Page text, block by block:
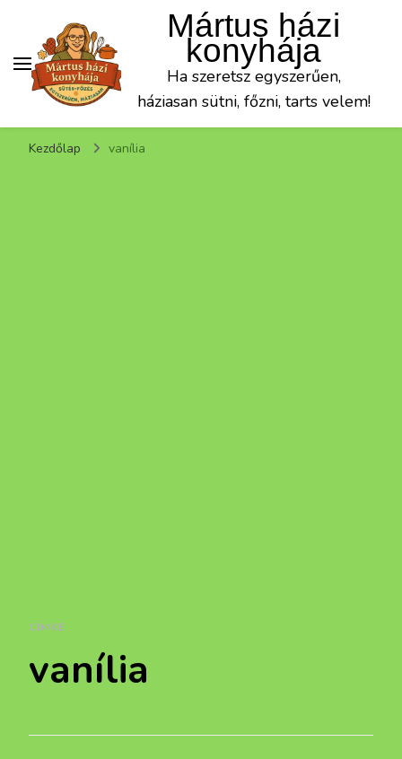
Mártus házi
konyhája
Ha szeretsz egyszerűen,
háziasan sütni, főzni, tarts velem!
Kezdőlap vanília
CÍMKE
vanília